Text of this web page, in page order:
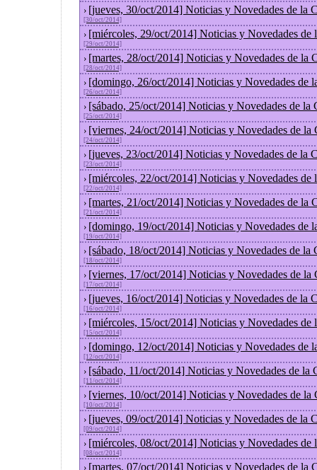
› [jueves, 30/oct/2014] Noticias y Novedades de la
[30/oct/2014]
› [miércoles, 29/oct/2014] Noticias y Novedades de
[29/oct/2014]
› [martes, 28/oct/2014] Noticias y Novedades de la
[28/oct/2014]
› [domingo, 26/oct/2014] Noticias y Novedades de
[26/oct/2014]
› [sábado, 25/oct/2014] Noticias y Novedades de la
[25/oct/2014]
› [viernes, 24/oct/2014] Noticias y Novedades de la
[24/oct/2014]
› [jueves, 23/oct/2014] Noticias y Novedades de la
[23/oct/2014]
› [miércoles, 22/oct/2014] Noticias y Novedades de
[22/oct/2014]
› [martes, 21/oct/2014] Noticias y Novedades de la
[21/oct/2014]
› [domingo, 19/oct/2014] Noticias y Novedades de
[19/oct/2014]
› [sábado, 18/oct/2014] Noticias y Novedades de la
[18/oct/2014]
› [viernes, 17/oct/2014] Noticias y Novedades de la
[17/oct/2014]
› [jueves, 16/oct/2014] Noticias y Novedades de la
[16/oct/2014]
› [miércoles, 15/oct/2014] Noticias y Novedades de
[15/oct/2014]
› [domingo, 12/oct/2014] Noticias y Novedades de
[12/oct/2014]
› [sábado, 11/oct/2014] Noticias y Novedades de la
[11/oct/2014]
› [viernes, 10/oct/2014] Noticias y Novedades de la
[10/oct/2014]
› [jueves, 09/oct/2014] Noticias y Novedades de la
[09/oct/2014]
› [miércoles, 08/oct/2014] Noticias y Novedades de
[08/oct/2014]
› [martes, 07/oct/2014] Noticias y Novedades de la